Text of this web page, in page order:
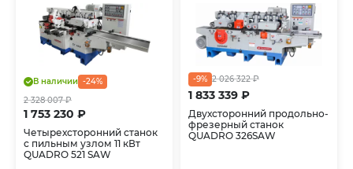
-24%
В наличии
1 753 230 ₽
2 328 007 ₽
Четырехсторонний станок
с пильным узлом 11 кВт
QUADRO 521 SAW
1 833 339 ₽
2 026 322 ₽
-9%
Двухсторонний продольно-
фрезерный станок
QUADRO 326SAW